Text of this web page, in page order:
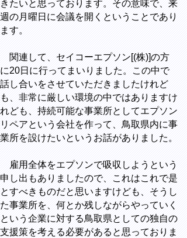
きたいと思っております。その意味で、来
週の月曜日に会議を開くということであり
ます。
関連して、セイコーエプソン[(株)]の方
に20日に行ってまいりました。この中で
話し合いをさせていただきましたけれど
も、非常に厳しい環境の中ではありますけ
れども、持続可能な事業所としてエプソン
リペアという会社を作って、鳥取県内に事
業所を設けたいというお話がありました。
雇用全体をエプソンで吸収しようという
申し出もありましたので、これはこれで是
とすべきものだと思いますけども、そうし
た事業所を、何とか残しながらやっていく
という企業に対する鳥取県としての独自の
支援策を考える必要があると思っておりま